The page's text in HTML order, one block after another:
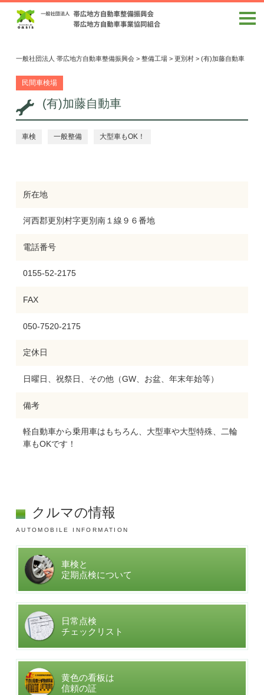
一般社団法人 帯広地方自動車整備振興会> 整備工場> 更別村> (有)加藤自動車
民間車検場
(有)加藤自動車
車検 一般整備 大型車もOK！
所在地
河西郡更別村字更別南１線９６番地
電話番号
0155-52-2175
FAX
050-7520-2175
定休日
日曜日、祝祭日、その他（GW、お盆、年末年始等）
備考
軽自動車から乗用車はもちろん、大型車や大型特殊、二輪
車もOKです！
クルマの情報
AUTOMOBILE INFORMATION
車検と
定期点検について
日常点検
チェックリスト
黄色の看板は
信頼の証